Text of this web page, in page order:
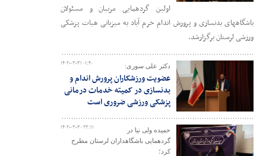
اولین گردهمایی مربیان و مسئولان
باشگاههای بدنسازی و پرورش اندام خرم آباد به میزبانی هیات پزشکی
ورزشی لرستان برگزارشد.
۱۴۰۲-۰۳-۳۱ ۰۱:۴۰ دکتر علی سوری:
عضویت ورزشکاران پرورش اندام و
بدنسازی در کمیته خدمات درمانی
پزشکی ورزشی ضروری است
۱۴۰۲-۰۳-۳۰ ۲۳:۱۱
حمیده ولی نیا در
گردهمایی باشگاهداران لرستان مطرح
کرد؛